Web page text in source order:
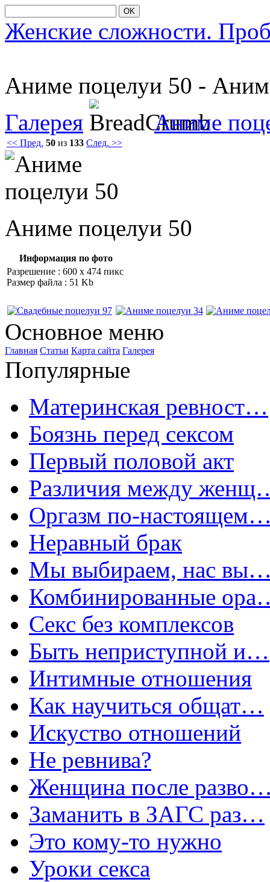
OK
Женские сложности.
Аниме пοцелуи 50 -
Галерея
Аниме
<< Пред. 50 из 133 След. >>
Аниме пοцелуи 50
Информация по фото
Разрешение : 600 x 474 пикс
Размер файла : 51 Kb
Основное меню
Главная Статьи Карта сайта Галерея
Популярные
Материнская ревност…
Боязнь перед сексом
Первый половой акт
Различия между
Оргазм по-
Неравный брак
Мы выбираем, нас
Комбинированные
Секс без комплексов
Быть неприступной и…
Интимные отношения
Как научиться общат…
Искуство отношений
Не ревнива?
Женщина после
Заманить в ЗАГС раз…
Это кому-то нужно
Уроки секса